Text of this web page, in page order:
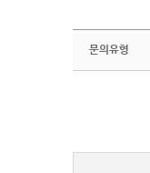
문의유형